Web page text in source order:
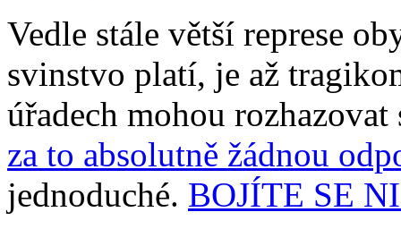
Vedle stále větší represe
svinstvo platí, je až
úřadech mohou
za to absolutně žádnou
jednoduché. BOJÍTE SE